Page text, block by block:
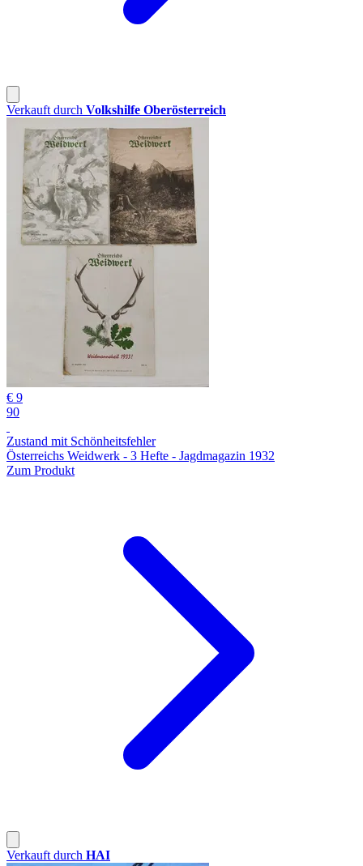
Verkauft durch Volkshilfe Oberösterreich
€ 9
90
Zustand mit Schönheitsfehler
Österreichs Weidwerk - 3 Hefte - Jagdmagazin 1932
Zum Produkt
Verkauft durch HAI